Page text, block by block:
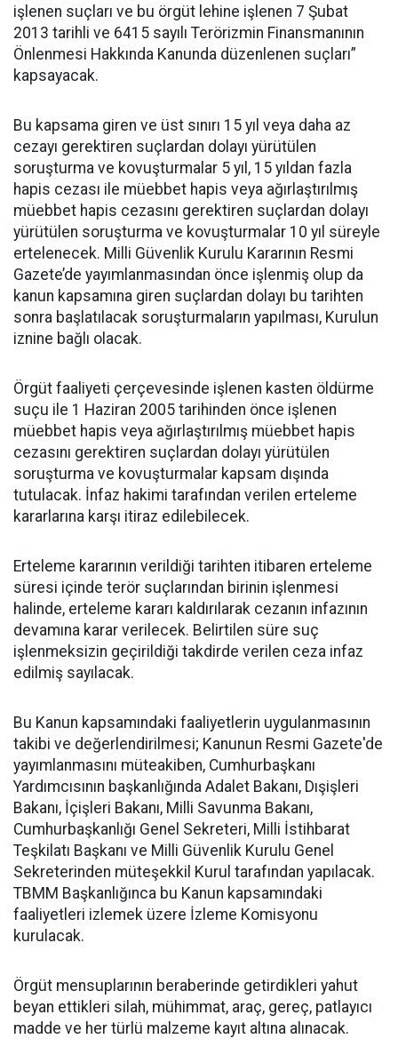
işlenen suçları ve bu örgüt lehine işlenen 7 Şubat
2013 tarihli ve 6415 sayılı Terörizmin Finansmanının
Önlenmesi Hakkında Kanunda düzenlenen suçları”
kapsayacak.
Bu kapsama giren ve üst sınırı 15 yıl veya daha az
cezayı gerektiren suçlardan dolayı yürütülen
soruşturma ve kovuşturmalar 5 yıl, 15 yıldan fazla
hapis cezası ile müebbet hapis veya ağırlaştırılmış
müebbet hapis cezasını gerektiren suçlardan dolayı
yürütülen soruşturma ve kovuşturmalar 10 yıl süreyle
ertelenecek. Milli Güvenlik Kurulu Kararının Resmi
Gazete’de yayımlanmasından önce işlenmiş olup da
kanun kapsamına giren suçlardan dolayı bu tarihten
sonra başlatılacak soruşturmaların yapılması, Kurulun
iznine bağlı olacak.
Örgüt faaliyeti çerçevesinde işlenen kasten öldürme
suçu ile 1 Haziran 2005 tarihinden önce işlenen
müebbet hapis veya ağırlaştırılmış müebbet hapis
cezasını gerektiren suçlardan dolayı yürütülen
soruşturma ve kovuşturmalar kapsam dışında
tutulacak. İnfaz hakimi tarafından verilen erteleme
kararlarına karşı itiraz edilebilecek.
Erteleme kararının verildiği tarihten itibaren erteleme
süresi içinde terör suçlarından birinin işlenmesi
halinde, erteleme kararı kaldırılarak cezanın infazının
devamına karar verilecek. Belirtilen süre suç
işlenmeksizin geçirildiği takdirde verilen ceza infaz
edilmiş sayılacak.
Bu Kanun kapsamındaki faaliyetlerin uygulanmasının
takibi ve değerlendirilmesi; Kanunun Resmi Gazete'de
yayımlanmasını müteakiben, Cumhurbaşkanı
Yardımcısının başkanlığında Adalet Bakanı, Dışişleri
Bakanı, İçişleri Bakanı, Milli Savunma Bakanı,
Cumhurbaşkanlığı Genel Sekreteri, Milli İstihbarat
Teşkilatı Başkanı ve Milli Güvenlik Kurulu Genel
Sekreterinden müteşekkil Kurul tarafından yapılacak.
TBMM Başkanlığınca bu Kanun kapsamındaki
faaliyetleri izlemek üzere İzleme Komisyonu
kurulacak.
Örgüt mensuplarının beraberinde getirdikleri yahut
beyan ettikleri silah, mühimmat, araç, gereç, patlayıcı
madde ve her türlü malzeme kayıt altına alınacak.